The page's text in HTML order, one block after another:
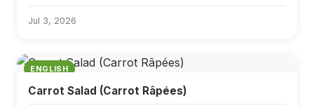
Jul 3, 2026
ENGLISH
Carrot Salad (Carrot Râpées)